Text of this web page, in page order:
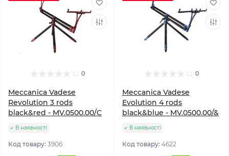
0
Meccanica Vadese
Revolution 3 rods
black&red - MV.0500.00/C
В наявності
Код товару: 3906
0
Meccanica Vadese
Evolution 4 rods
black&blue - MV.0500.00/&
В наявності
Код товару: 4622